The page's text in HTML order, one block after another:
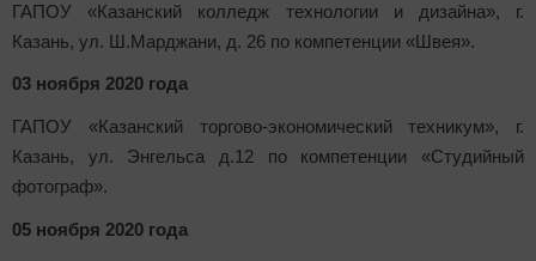
ГАПОУ «Казанский колледж технологии и дизайна», г.
Казань, ул. Ш.Марджани, д. 26 по компетенции «Швея».
03 ноября 2020 года
ГАПОУ «Казанский торгово-экономический техникум», г.
Казань, ул. Энгельса д.12 по компетенции «Студийный
фотограф».
05 ноября 2020 года